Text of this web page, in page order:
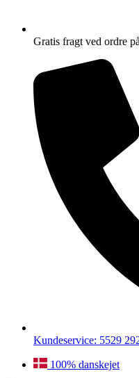
Gratis fragt ved ordre
Kundeservice: 5529
100% danskejet